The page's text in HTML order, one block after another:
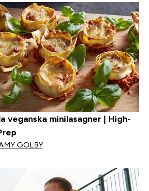
veganska minilasagner | High-
GOLBY